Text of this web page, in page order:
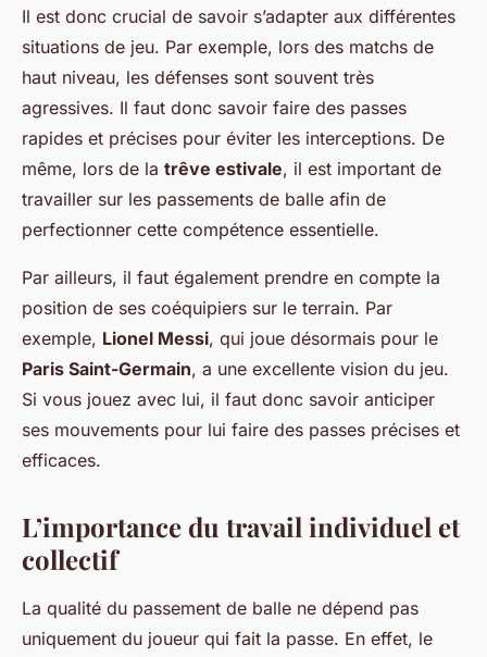
Il est donc crucial de savoir s’adapter aux différentes
situations de jeu. Par exemple, lors des matchs de
haut niveau, les défenses sont souvent très
agressives. Il faut donc savoir faire des passes
rapides et précises pour éviter les interceptions. De
même, lors de la trêve estivale, il est important de
travailler sur les passements de balle afin de
perfectionner cette compétence essentielle.
Par ailleurs, il faut également prendre en compte la
position de ses coéquipiers sur le terrain. Par
exemple, Lionel Messi, qui joue désormais pour le
Paris Saint-Germain, a une excellente vision du jeu.
Si vous jouez avec lui, il faut donc savoir anticiper
ses mouvements pour lui faire des passes précises et
efficaces.
L’importance du travail individuel et
collectif
La qualité du passement de balle ne dépend pas
uniquement du joueur qui fait la passe. En effet, le